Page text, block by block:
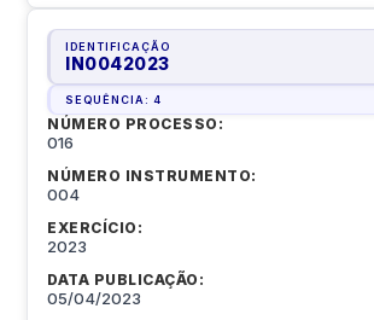
IDENTIFICAÇÃO
IN0042023
SEQUÊNCIA:4
NÚMERO PROCESSO:
016
NÚMERO INSTRUMENTO:
004
EXERCÍCIO:
2023
DATA PUBLICAÇÃO:
05/04/2023